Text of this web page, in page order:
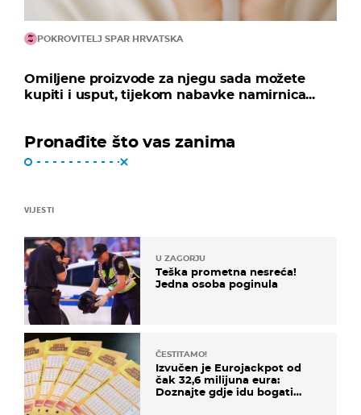
POKROVITELJ SPAR HRVATSKA
Omiljene proizvode za njegu sada možete
kupiti i usput, tijekom nabavke namirnica...
Pronađite što vas zanima
VIJESTI
U ZAGORJU
Teška prometna nesreća!
Jedna osoba poginula
ČESTITAMO!
Izvučen je Eurojackpot od
čak 32,6 milijuna eura:
Doznajte gdje idu bogati